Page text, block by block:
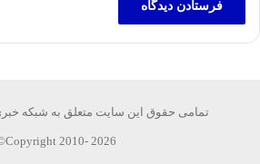
تمامی حقوق این سایت متعلق به شبکه خبری
Copyright 2010- 2026©